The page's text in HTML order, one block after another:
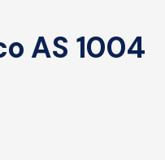
AS 1004